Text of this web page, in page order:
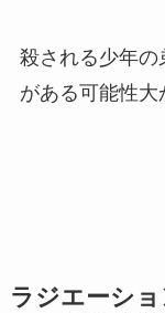
殺される少年の
がある可能性大
ラジエーシ